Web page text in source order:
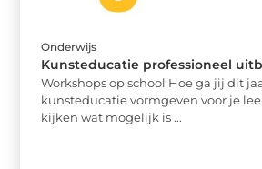
Onderwijs
Kunsteducatie professioneel
Workshops op school Hoe ga jij dit
kunsteducatie vormgeven voor je
kijken wat mogelijk is ...